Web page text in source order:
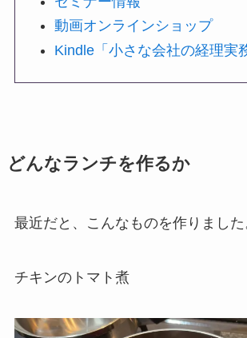
動画オンラインショップ
Kindle「小さな会社の経理実
どんなランチを作るか
最近だと、こんなものを作りました
チキンのトマト煮